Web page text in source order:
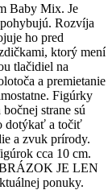
Baby Mix. Je
Rozvíja
ho pred
ktorý mení
tlačidiel na
a premietanie
Figúrky
strane sú
dotýkať a točiť
a zvuk prírody.
cca 10 cm.
JE LEN
ponuky.